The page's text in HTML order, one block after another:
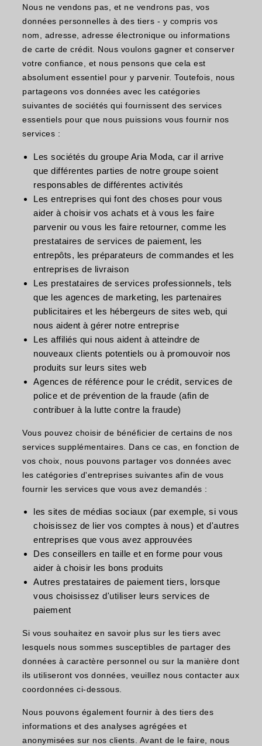
Nous ne vendons pas, et ne vendrons pas, vos
données personnelles à des tiers - y compris vos
nom, adresse, adresse électronique ou informations
de carte de crédit. Nous voulons gagner et conserver
votre confiance, et nous pensons que cela est
absolument essentiel pour y parvenir. Toutefois, nous
partageons vos données avec les catégories
suivantes de sociétés qui fournissent des services
essentiels pour que nous puissions vous fournir nos
services :
Les sociétés du groupe Aria Moda, car il arrive
que différentes parties de notre groupe soient
responsables de différentes activités
Les entreprises qui font des choses pour vous
aider à choisir vos achats et à vous les faire
parvenir ou vous les faire retourner, comme les
prestataires de services de paiement, les
entrepôts, les préparateurs de commandes et les
entreprises de livraison
Les prestataires de services professionnels, tels
que les agences de marketing, les partenaires
publicitaires et les hébergeurs de sites web, qui
nous aident à gérer notre entreprise
Les affiliés qui nous aident à atteindre de
nouveaux clients potentiels ou à promouvoir nos
produits sur leurs sites web
Agences de référence pour le crédit, services de
police et de prévention de la fraude (afin de
contribuer à la lutte contre la fraude)
Vous pouvez choisir de bénéficier de certains de nos
services supplémentaires. Dans ce cas, en fonction de
vos choix, nous pouvons partager vos données avec
les catégories d'entreprises suivantes afin de vous
fournir les services que vous avez demandés :
les sites de médias sociaux (par exemple, si vous
choisissez de lier vos comptes à nous) et d'autres
entreprises que vous avez approuvées
Des conseillers en taille et en forme pour vous
aider à choisir les bons produits
Autres prestataires de paiement tiers, lorsque
vous choisissez d'utiliser leurs services de
paiement
Si vous souhaitez en savoir plus sur les tiers avec
lesquels nous sommes susceptibles de partager des
données à caractère personnel ou sur la manière dont
ils utiliseront vos données, veuillez nous contacter aux
coordonnées ci-dessous.
Nous pouvons également fournir à des tiers des
informations et des analyses agrégées et
anonymisées sur nos clients. Avant de le faire, nous